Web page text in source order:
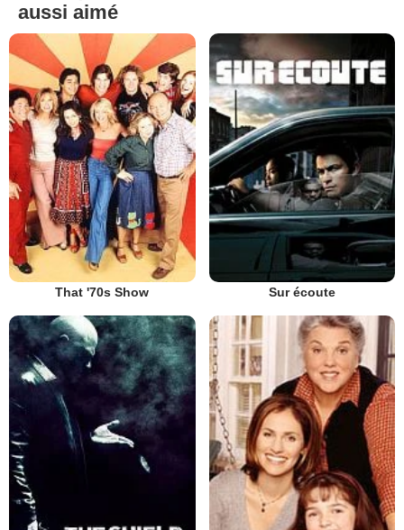
aussi aimé
That '70s Show Sur écoute